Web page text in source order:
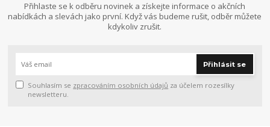
Přihlaste se k odběru novinek a získejte informace o akčních
nabídkách a slevách jako první. Když vás budeme rušit, odběr můžete
kdykoliv zrušit.
Přihlásit se
Souhlasím se zpracováním osobních údajů za účelem rozesílky
newsletteru.